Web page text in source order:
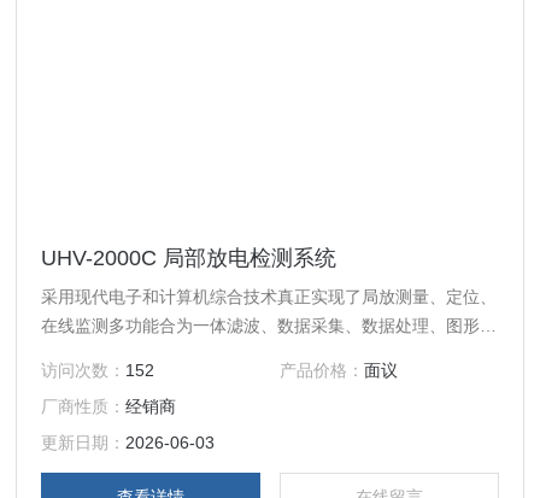
UHV-2000C 局部放电检测系统
采用现代电子和计算机综合技术真正实现了局放测量、定位、
在线监测多功能合为一体滤波、数据采集、数据处理、图形显
访问次数： 152 产品价格： 面议
厂商性质：经销商
更新日期： 2026-06-03